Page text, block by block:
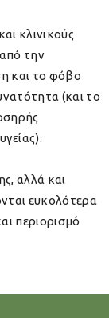
κλινικούς
την
και το φόβο
(και το
αλλά και
ευκολότερα
περιορισμό